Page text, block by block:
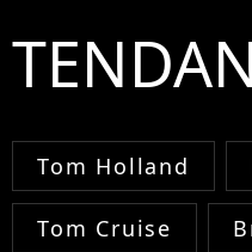
Tom Holland
Tom Cruise